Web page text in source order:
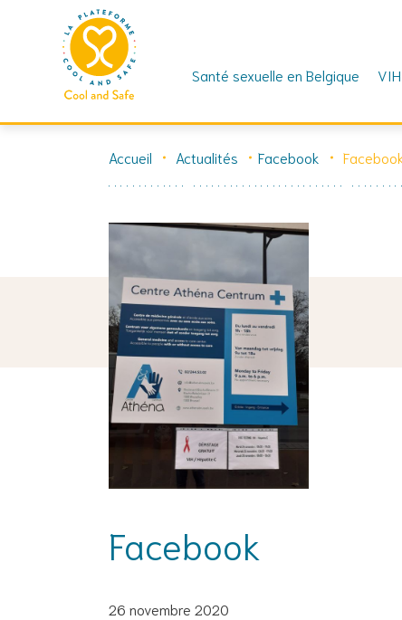
Skip
Santé sexuelle en Belgique VIH
Accueil Actualités Facebook
Facebook
26 novembre 2020